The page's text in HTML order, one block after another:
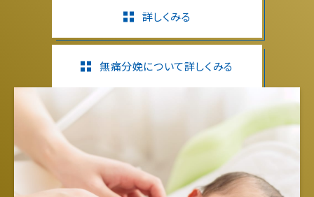
詳しくみる
無痛分娩について詳しくみる